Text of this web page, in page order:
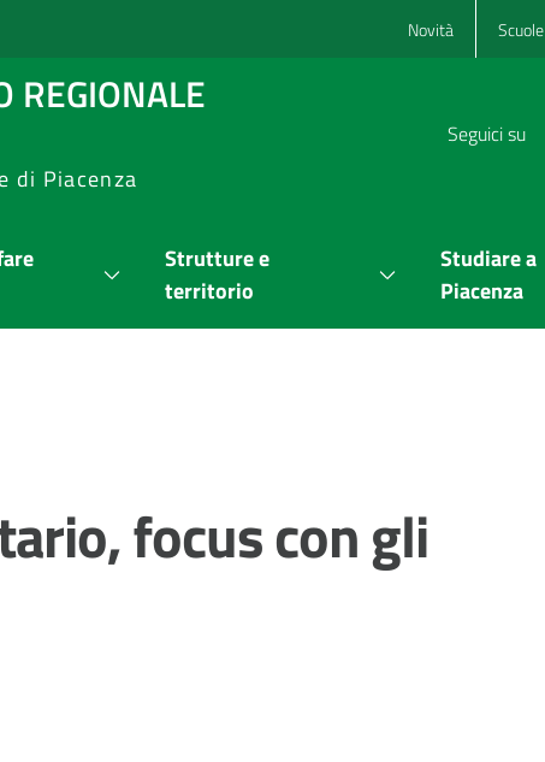
Novità Scuole
REGIONALE
di Piacenza
Seguici su
Strutture e
territorio
Studiare a
Piacenza
focus con gli